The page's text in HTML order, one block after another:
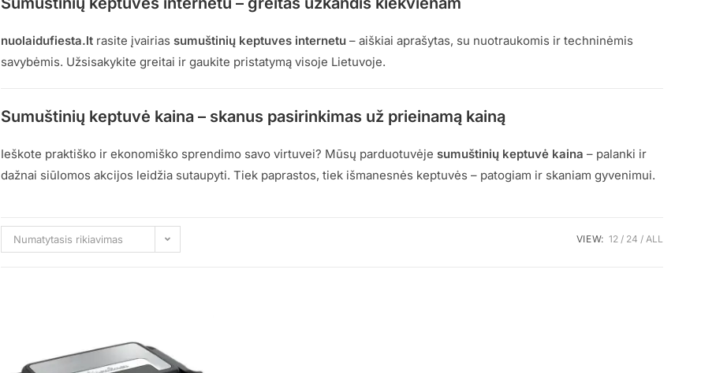
nuolaidufiesta.ltrasite įvairias sumuštinių keptuves internetu– aiškiai aprašytas, su nuotraukomis ir techninėmis
savybėmis. Užsisakykite greitai ir gaukite pristatymą visoje Lietuvoje.
Sumuštinių keptuvė kaina – skanus pasirinkimas už prieinamą kainą
Ieškote praktiško ir ekonomiško sprendimo savo virtuvei? Mūsų parduotuvėje sumuštinių keptuvė kaina – palanki ir
dažnai siūlomos akcijos leidžia sutaupyti. Tiek paprastos, tiek išmanesnės keptuvės – patogiam ir skaniam gyvenimui.
Numatytasis rikiavimas VIEW: 12 24 ALL